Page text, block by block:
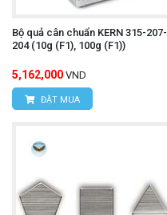
Bộ quả cân chuẩn KERN 315-207-
204 (10g (F1), 100g (F1))
5,162,000 VND
ĐẶT MUA